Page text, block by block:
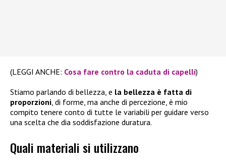
(LEGGI ANCHE: Cosa fare contro la caduta di capelli)
Stiamo parlando di bellezza, e la bellezza è fatta di
proporzioni , di forme, ma anche di percezione, è mio
compito tenere conto di tutte le variabili per guidare verso
una scelta che dia soddisfazione duratura.
Quali materiali si utilizzano